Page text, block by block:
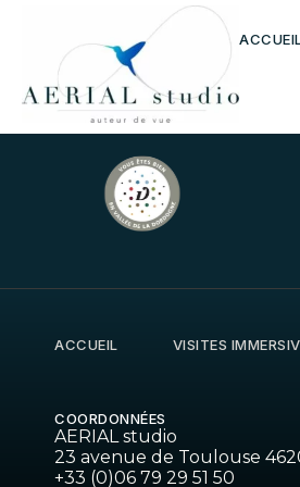
ACCUEIL
Maison
ACCUEIL VISITES
COORDONNÉES
AERIAL studio
23 avenue de Toulouse
+33 (0)06 79 29 51 50